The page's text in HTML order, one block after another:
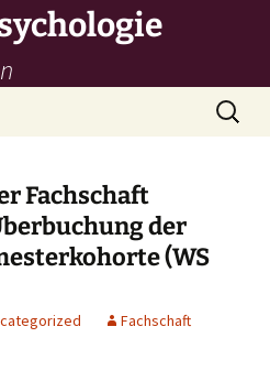
Suchen
nach:
Fachschaft
der
(WS
Fachschaft